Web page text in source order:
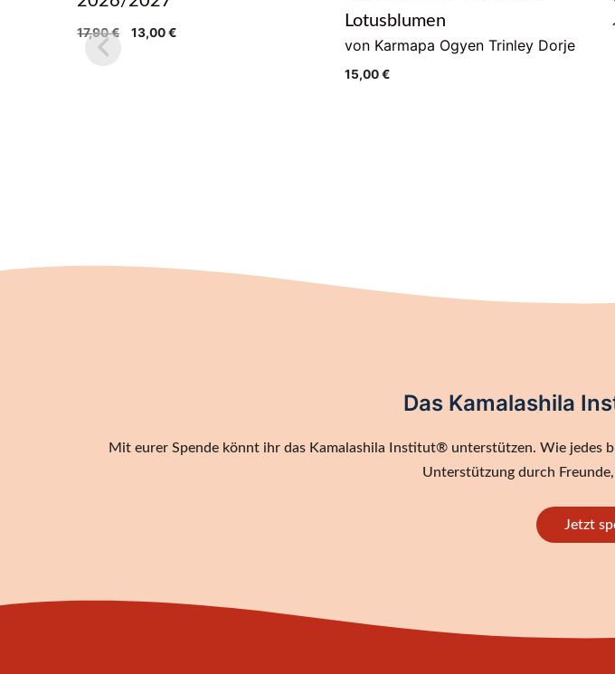
17,90€
Ursprünglicher
13,00€Aktueller
Lotusblumen
von Karmapa Ogyen Trinley Dorje
15,00€
Das Kamalashila
Mit eurer Spende könnt ihr das Kamalashila Institut® unterstützen. Wie
Unterstützung durch
Jetzt